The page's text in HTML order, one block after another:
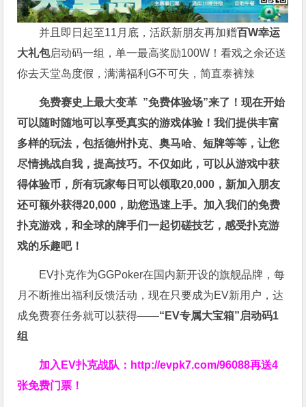
并且即日起至11月底，活跃新朋友再加赠百W幸运
大礼包启动码一组，单一最高奖励100W！看戏之余还送
你去天堂岛度假，满满福利G不可失，简直泰裤辣
免费赛史上最大变革 ”免费体验场”来了！现在开始
可以随时随地可以享受真实的游戏体验！我们提供丰富
多样的玩法，包括德州扑克、奥马哈、短牌等等，让您
尽情挑战自我，提高技巧。不仅如此，可以从游戏中获
得体验币，所有玩家每日可以领取20,000，新加入朋友
还可额外获得20,000，助您迅速上手。 加入我们的免费
扑克游戏，和全球的牌手们一起切磋技艺，感受扑克游
戏的乐趣吧！
EV扑克作为GGPoker在国内新开设的旗舰品牌，每
月不断推出福利反馈活动，现在只要成为EV新用户，达
成免费赛任务就可以获得——“EV专属大宝箱”启动码1
组
加入EV扑克战队： http://evpk7.com/96088再送4
张免费门票！